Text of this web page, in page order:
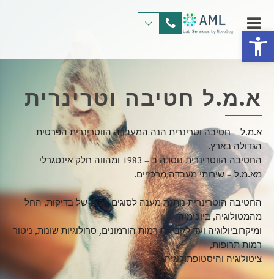
פתח סרגל נגישות
א.מ.ל חטיבה וטרינרית
א.מ.ל – חטיבה וטרינרית הנה המעבדה הווטרינרית הפרטית
הגדולה בארץ.
החטיבה הווטרינרית נוסדה ב – 1983 ומהווה חלק אינטגרלי
מא.מ.ל – שירותי מעבדה מרכזיים.
החטיבה הוטרינרית נותנת מענה לסוגים רבים של בדיקות, החל
מהמטולוגיה, ביוכימיה
ומיקרוביולוגיה ועד לקביעת רמות הורמונים, סרולוגיות שונות, ניטור
רמות תרופות,
ציטולוגיה והיסטופתולוגיה.